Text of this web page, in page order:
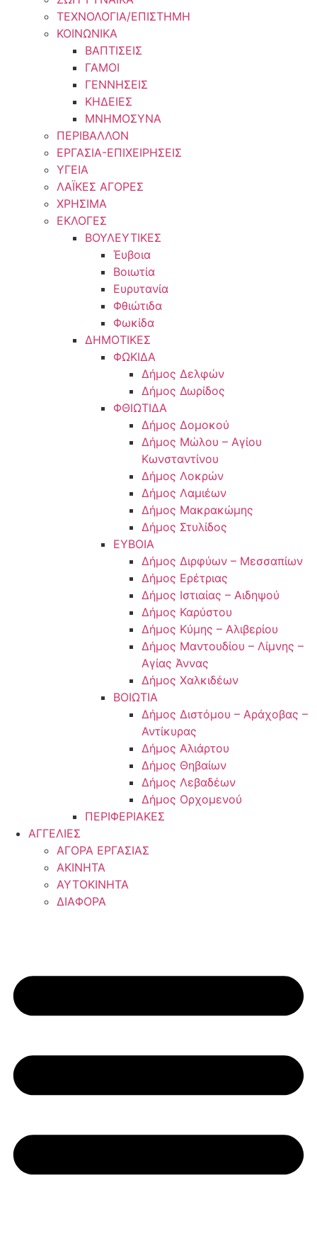
ΤΕΧΝΟΛΟΓΙΑ/ΕΠΙΣΤΗΜΗ
ΚΟΙΝΩΝΙΚΑ
ΒΑΠΤΙΣΕΙΣ
ΓΑΜΟΙ
ΓΕΝΝΗΣΕΙΣ
ΚΗΔΕΙΕΣ
ΜΝΗΜΟΣΥΝΑ
ΠΕΡΙΒΑΛΛΟΝ
ΕΡΓΑΣΙΑ-ΕΠΙΧΕΙΡΗΣΕΙΣ
ΥΓΕΙΑ
ΛΑΪΚΕΣ ΑΓΟΡΕΣ
ΧΡΗΣΙΜΑ
ΕΚΛΟΓΕΣ
ΒΟΥΛΕΥΤΙΚΕΣ
Έυβοια
Βοιωτία
Ευρυτανία
Φθιώτιδα
Φωκίδα
ΔΗΜΟΤΙΚΕΣ
ΦΩΚΙΔΑ
Δήμος Δελφών
Δήμος Δωρίδος
ΦΘΙΩΤΙΔΑ
Δήμος Δομοκού
Δήμος Μώλου – Αγίου
Κωνσταντίνου
Δήμος Λοκρών
Δήμος Λαμιέων
Δήμος Μακρακώμης
Δήμος Στυλίδος
ΕΥΒΟΙΑ
Δήμος Διρφύων – Μεσσαπίων
Δήμος Ερέτριας
Δήμος Ιστιαίας – Αιδηψού
Δήμος Καρύστου
Δήμος Κύμης – Αλιβερίου
Δήμος Μαντουδίου – Λίμνης –
Αγίας Άννας
Δήμος Χαλκιδέων
ΒΟΙΩΤΙΑ
Δήμος Διστόμου – Αράχοβας –
Αντίκυρας
Δήμος Αλιάρτου
Δήμος Θηβαίων
Δήμος Λεβαδέων
Δήμος Ορχομενού
ΠΕΡΙΦΕΡΙΑΚΕΣ
ΑΓΓΕΛΙΕΣ
ΑΓΟΡΑ ΕΡΓΑΣΙΑΣ
ΑΚΙΝΗΤΑ
ΑΥΤΟΚΙΝΗΤΑ
ΔΙΑΦΟΡΑ